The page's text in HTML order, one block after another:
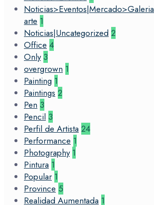
arte 1
Noticias|Uncategorized 2
Office 4
Only 3
overgrown 1
Painting 1
Paintings 2
Pen 3
Pencil 3
Perfil de Artista 24
Performance 1
Photography 1
Pintura 1
Popular 1
Province 5
Realidad Aumentada 1